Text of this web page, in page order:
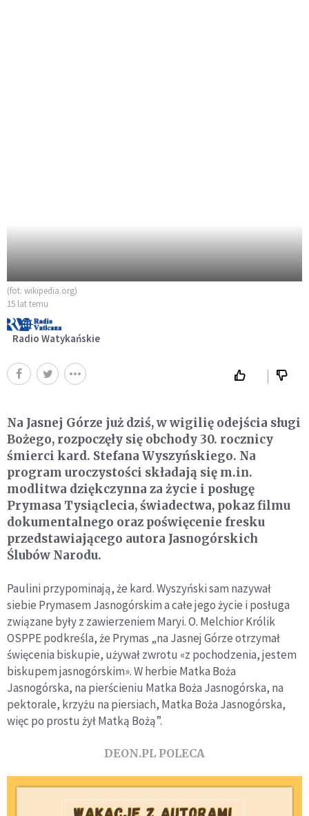
(fot. wikipedia.org)
15 lat temu
Radio Watykańskie
Na Jasnej Górze już dziś, w wigilię odejścia sługi
Bożego, rozpoczęły się obchody 30. rocznicy
śmierci kard. Stefana Wyszyńskiego. Na
program uroczystości składają się m.in.
modlitwa dziękczynna za życie i posługę
Prymasa Tysiąclecia, świadectwa, pokaz filmu
dokumentalnego oraz poświęcenie fresku
przedstawiającego autora Jasnogórskich
Ślubów Narodu.
Paulini przypominają, że kard. Wyszyński sam nazywał
siebie Prymasem Jasnogórskim a całe jego życie i posługa
związane były z zawierzeniem Maryi. O. Melchior Królik
OSPPE podkreśla, że Prymas „na Jasnej Górze otrzymał
święcenia biskupie, używał zwrotu «z pochodzenia, jestem
biskupem jasnogórskim». W herbie Matka Boża
Jasnogórska, na pierścieniu Matka Boża Jasnogórska, na
pektorale, krzyżu na piersiach, Matka Boża Jasnogórska,
więc po prostu żył Matką Bożą”.
DEON.PL POLECA